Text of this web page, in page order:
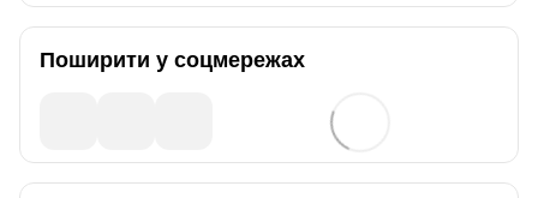
Поширити у соцмережах